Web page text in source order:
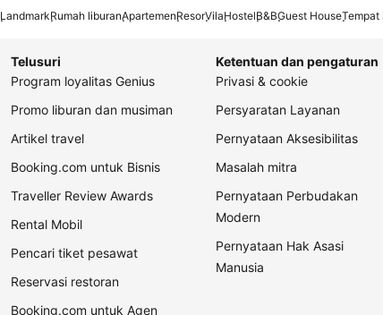
LandmarkRumah liburanApartemenResorVilaHostelB&BGuest HouseTempat
Telusuri
Program loyalitas Genius
Promo liburan dan musiman
Artikel travel
Booking.com untuk Bisnis
Traveller Review Awards
Rental Mobil
Pencari tiket pesawat
Reservasi restoran
Booking.com untuk Agen
Ketentuan dan pengaturan
Privasi & cookie
Persyaratan Layanan
Pernyataan Aksesibilitas
Masalah mitra
Pernyataan Perbudakan
Modern
Pernyataan Hak Asasi
Manusia